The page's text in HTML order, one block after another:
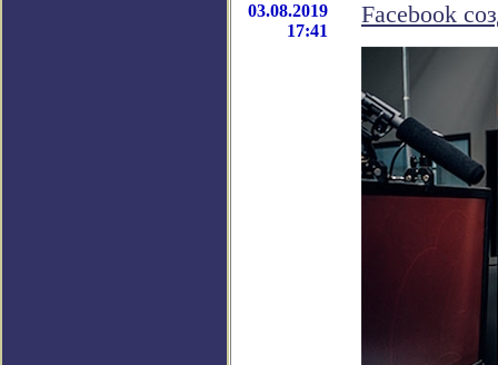
03.08.2019
17:41
Facebook